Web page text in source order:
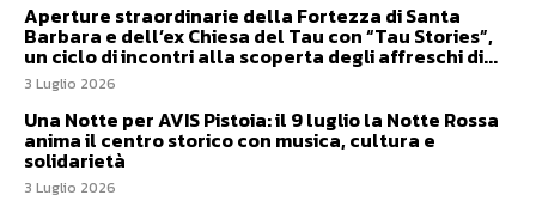
Aperture straordinarie della Fortezza di Santa
Barbara e dell’ex Chiesa del Tau con “Tau Stories”,
un ciclo di incontri alla scoperta degli affreschi di...
3 Luglio 2026
Una Notte per AVIS Pistoia: il 9 luglio la Notte Rossa
anima il centro storico con musica, cultura e
solidarietà
3 Luglio 2026